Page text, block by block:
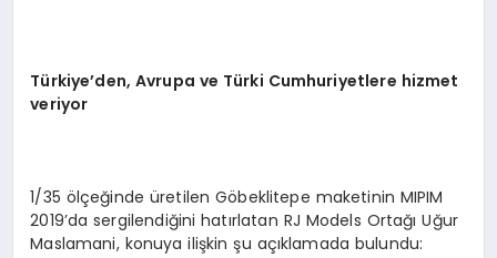
Türkiye’den, Avrupa ve Türki Cumhuriyetlere hizmet
veriyor
1/35 ölçeğinde üretilen Göbeklitepe maketinin MIPIM
2019’da sergilendiğini hatırlatan RJ Models Ortağı Uğur
Maslamani, konuya ilişkin şu açıklamada bulundu: